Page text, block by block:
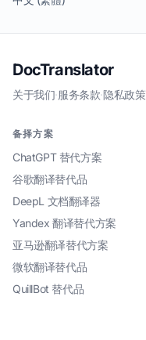
DocTranslator
关于我们·服务条款·隐私政策
备择方案
ChatGPT 替代方案
谷歌翻译替代品
DeepL 文档翻译器
Yandex 翻译替代方案
亚马逊翻译替代方案
微软翻译替代品
QuillBot 替代品